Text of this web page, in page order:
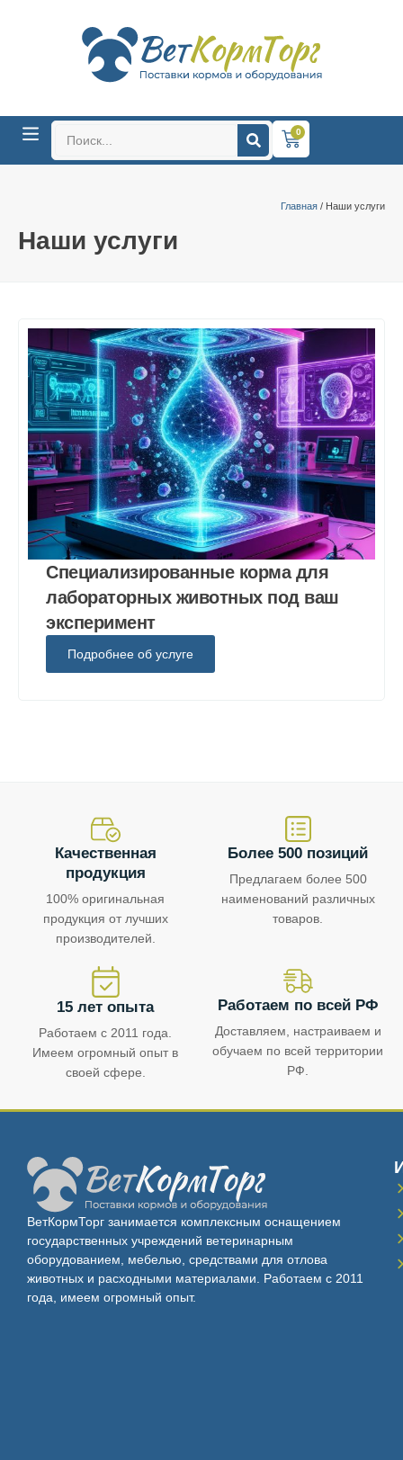
0
Главная / Наши услуги
Наши услуги
Специализированные корма для
лабораторных животных под ваш
эксперимент
Подробнее об услуге
Качественная
продукция
100% оригинальная
продукция от лучших
производителей.
Более 500 позиций
Предлагаем более 500
наименований различных
товаров.
15 лет опыта
Работаем с 2011 года.
Имеем огромный опыт в
своей сфере.
Работаем по всей РФ
Доставляем, настраиваем и
обучаем по всей территории
РФ.
ВетКормТорг занимается комплексным оснащением
государственных учреждений ветеринарным
оборудованием, мебелью, средствами для отлова
животных и расходными материалами. Работаем с 2011
года, имеем огромный опыт.